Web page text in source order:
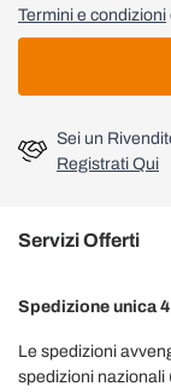
Termini e condizioni
Sei un
Registrati Qui
Servizi Offerti
Spedizione unica
Le spedizioni
spedizioni nazionali